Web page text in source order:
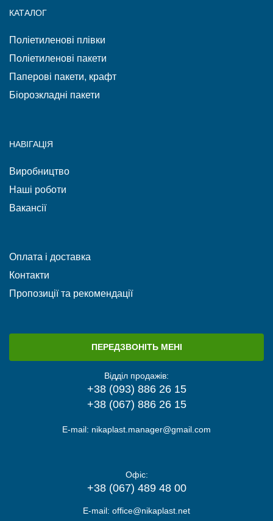
КАТАЛОГ
Поліетиленові плівки
Поліетиленові пакети
Паперові пакети, крафт
Біорозкладні пакети
НАВІГАЦІЯ
Виробництво
Наші роботи
Вакансії
Оплата і доставка
Контакти
Пропозиції та рекомендації
ПЕРЕДЗВОНІТЬ МЕНІ
Відділ продажів:
+38 (093) 886 26 15
+38 (067) 886 26 15
E-mail: nikaplast.manager@gmail.com
Офіс:
+38 (067) 489 48 00
E-mail: office@nikaplast.net